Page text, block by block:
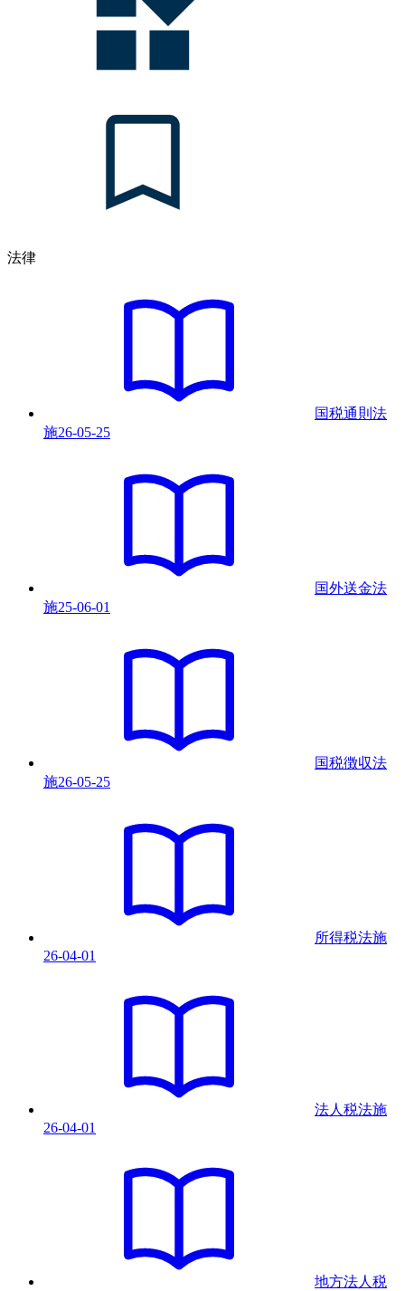
法律
国税通則法
施26-05-25
国外送金法
施25-06-01
国税徴収法
施26-05-25
所得税法施
26-04-01
法人税法施
26-04-01
地方法人税